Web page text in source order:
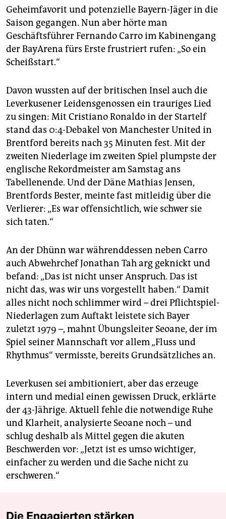
Geheimfavorit und potenzielle Bayern-Jäger in die
Saison gegangen. Nun aber hörte man
Geschäftsführer Fernando Carro im Kabinengang
der BayArena fürs Erste frustriert rufen: „So ein
Scheißstart.“
Davon wussten auf der britischen Insel auch die
Leverkusener Leidensgenossen ein trauriges Lied
zu singen: Mit Cristiano Ronaldo in der Startelf
stand das 0:4-Debakel von Manchester United in
Brentford bereits nach 35 Minuten fest. Mit der
zweiten Niederlage im zweiten Spiel plumpste der
englische Rekordmeister am Samstag ans
Tabellenende. Und der Däne Mathias Jensen,
Brentfords Bester, meinte fast mitleidig über die
Verlierer: „Es war offensichtlich, wie schwer sie
sich taten.“
An der Dhünn war währenddessen neben Carro
auch Abwehrchef Jonathan Tah arg geknickt und
befand: „Das ist nicht unser Anspruch. Das ist
nicht das, was wir uns vorgestellt haben.“ Damit
alles nicht noch schlimmer wird – drei Pflichtspiel-
Niederlagen zum Auftakt leistete sich Bayer
zuletzt 1979 –, mahnt Übungsleiter Seoane, der im
Spiel seiner Mannschaft vor allem „Fluss und
Rhythmus“ vermisste, bereits Grundsätzliches an.
Leverkusen sei ambitioniert, aber das erzeuge
intern und medial einen gewissen Druck, erklärte
der 43-Jährige. Aktuell fehle die notwendige Ruhe
und Klarheit, analysierte Seoane noch – und
schlug deshalb als Mittel gegen die akuten
Beschwerden vor: „Jetzt ist es umso wichtiger,
einfacher zu werden und die Sache nicht zu
erschweren.“
Die Engagierten stärken